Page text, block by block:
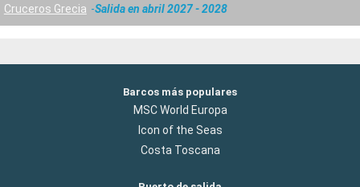
Cruceros Grecia
Salida en abril 2027 - 2028
Barcos más populares
MSC World Europa
Icon of the Seas
Costa Toscana